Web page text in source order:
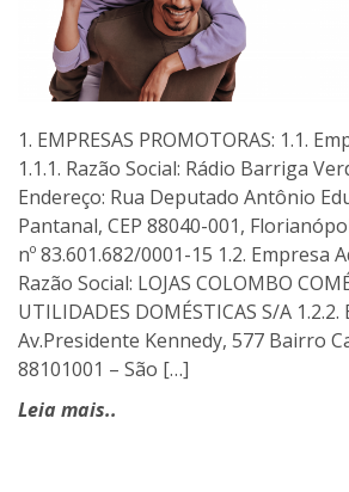
1. EMPRESAS PROMOTORAS: 1.1.
1.1.1. Razão Social: Rádio Barriga
Endereço: Rua Deputado Antônio
Pantanal, CEP 88040-001,
nº 83.601.682/0001-15 1.2. Empresa
Razão Social: LOJAS COLOMBO
UTILIDADES DOMÉSTICAS S/A 1.2.2.
Av.Presidente Kennedy, 577 Bairro
88101001 – São […]
Leia mais..